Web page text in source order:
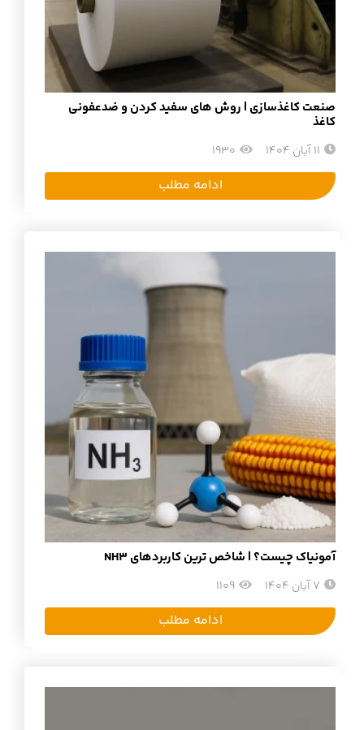
صنعت کاغذسازی | روش های سفید کردن و ضدعفونی
کاغذ
11 آبان 1404 1930
ادامه مطلب
آمونیاک چیست؟ | شاخص ترین کاربردهای NH3
7 آبان 1404 1109
ادامه مطلب